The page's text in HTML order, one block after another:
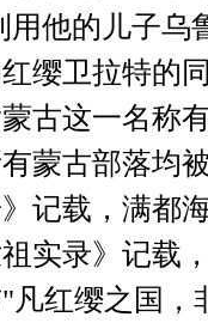
用他的儿子
缨卫拉特的
古这一名称
蒙古部落均
记载，满都
实录》记载
凡红缨之国